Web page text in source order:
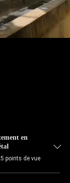
en
points de vue